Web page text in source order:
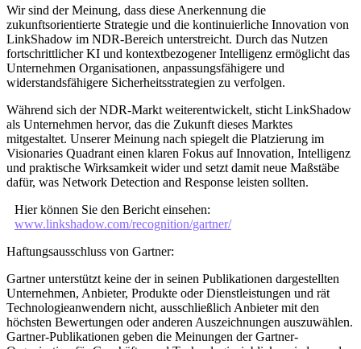
Wir sind der Meinung, dass diese Anerkennung die
zukunftsorientierte Strategie und die kontinuierliche Innovation von
LinkShadow im NDR-Bereich unterstreicht. Durch das Nutzen
fortschrittlicher KI und kontextbezogener Intelligenz ermöglicht das
Unternehmen Organisationen, anpassungsfähigere und
widerstandsfähigere Sicherheitsstrategien zu verfolgen.
Während sich der NDR-Markt weiterentwickelt, sticht LinkShadow
als Unternehmen hervor, das die Zukunft dieses Marktes
mitgestaltet. Unserer Meinung nach spiegelt die Platzierung im
Visionaries Quadrant einen klaren Fokus auf Innovation, Intelligenz
und praktische Wirksamkeit wider und setzt damit neue Maßstäbe
dafür, was Network Detection and Response leisten sollten.
Hier können Sie den Bericht einsehen:
www.linkshadow.com/recognition/gartner/
Haftungsausschluss von Gartner:
Gartner unterstützt keine der in seinen Publikationen dargestellten
Unternehmen, Anbieter, Produkte oder Dienstleistungen und rät
Technologieanwendern nicht, ausschließlich Anbieter mit den
höchsten Bewertungen oder anderen Auszeichnungen auszuwählen.
Gartner-Publikationen geben die Meinungen der Gartner-